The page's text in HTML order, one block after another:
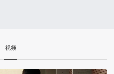
视频